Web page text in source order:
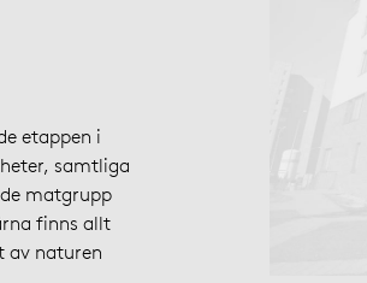
etappen i
samtliga
matgrupp
finns allt
av naturen